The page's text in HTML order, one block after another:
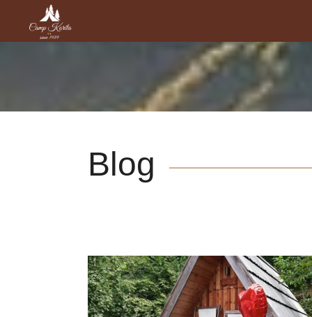
Blog
tourism
Sights and Culture around
River Soča